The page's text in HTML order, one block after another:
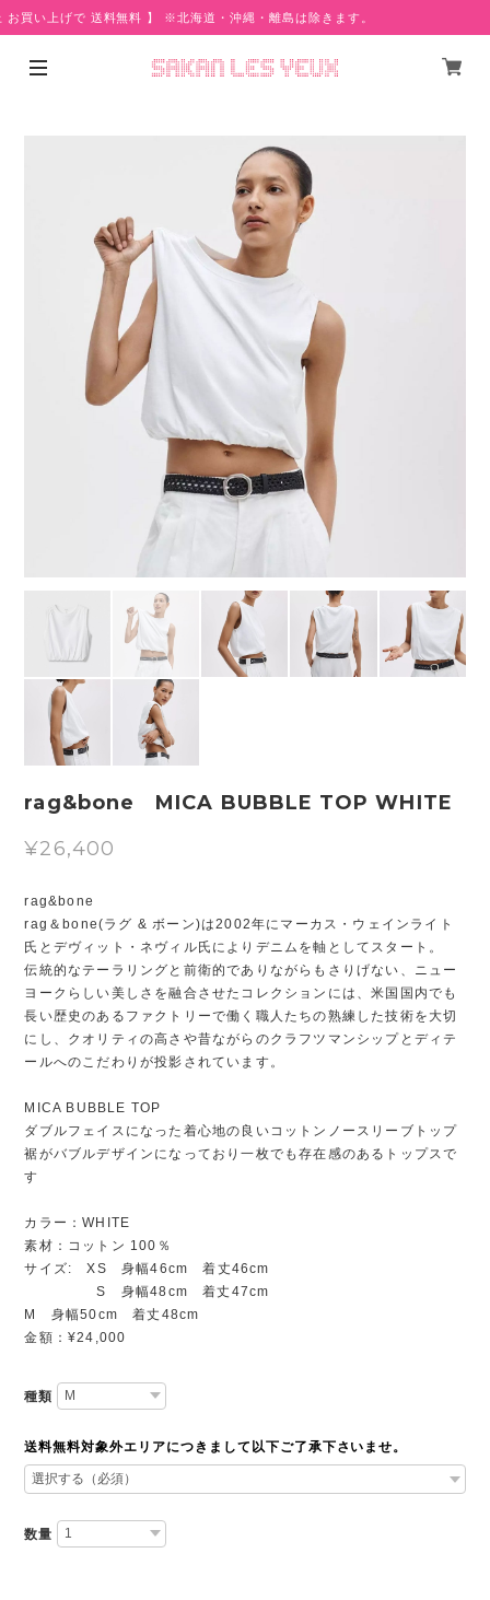
い上げで 送料無料 】 ※北海道・沖縄・離島は除きます。
rag&bone MICA BUBBLE TOP WHITE
¥26,400
rag&bone
rag＆bone(ラグ & ボーン)は2002年にマーカス・ウェインライト
氏とデヴィット・ネヴィル氏によりデニムを軸としてスタート。
伝統的なテーラリングと前衛的でありながらもさりげない、ニュー
ヨークらしい美しさを融合させたコレクションには、米国国内でも
長い歴史のあるファクトリーで働く職人たちの熟練した技術を大切
にし、クオリティの高さや昔ながらのクラフツマンシップとディテ
ールへのこだわりが投影されています。
MICA BUBBLE TOP
ダブルフェイスになった着心地の良いコットンノースリーブトップ
裾がバブルデザインになっており一枚でも存在感のあるトップスで
す
カラー：WHITE
素材：コットン 100％
サイズ: XS 身幅46cm 着丈46cm
S 身幅48cm 着丈47cm
M 身幅50cm 着丈48cm
金額：¥24,000
種類
送料無料対象外エリアにつきまして以下ご了承下さいませ。
数量